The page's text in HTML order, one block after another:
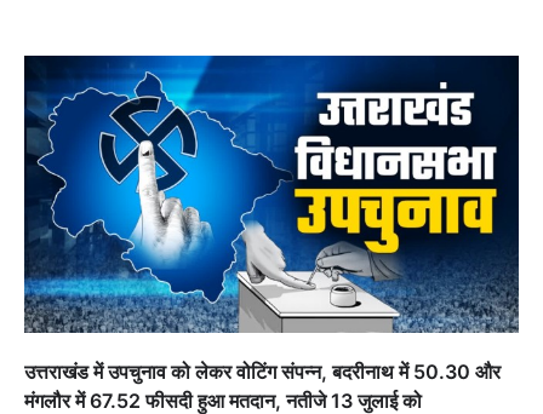
उत्तराखंड में उपचुनाव को लेकर वोटिंग संपन्न, बदरीनाथ में 50.30 और
मंगलौर में 67.52 फीसदी हुआ मतदान, नतीजे 13 जुलाई को